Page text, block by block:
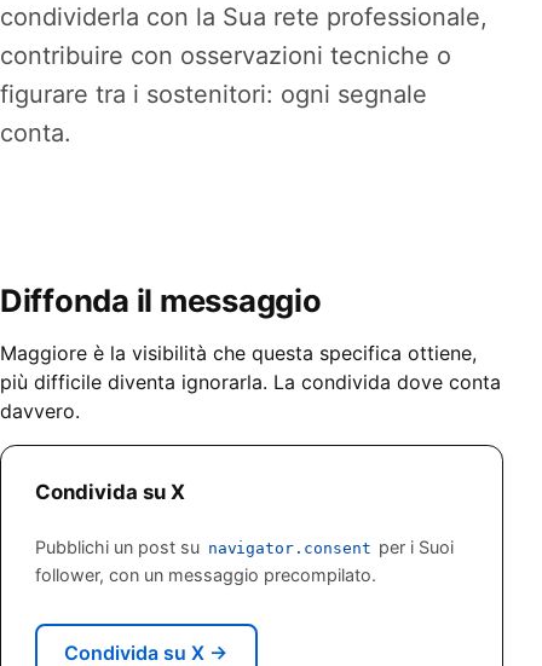
condividerla con la Sua rete professionale,
contribuire con osservazioni tecniche o
figurare tra i sostenitori: ogni segnale
conta.
Diffonda il messaggio
Maggiore è la visibilità che questa specifica ottiene,
più difficile diventa ignorarla. La condivida dove conta
davvero.
Condivida su X
Pubblichi un post su navigator.consent per i Suoi
follower, con un messaggio precompilato.
Condivida su X →